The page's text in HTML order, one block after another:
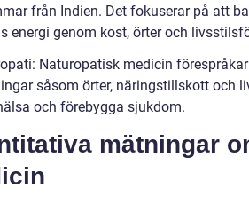
från Indien. Det fokuserar på att
energi genom kost, örter och
Naturopatisk medicin
såsom örter, näringstillskott och
och förebygga sjukdom.
mätningar